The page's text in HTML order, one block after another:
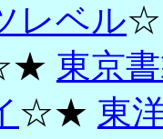
レベル
東京
☆★ 東